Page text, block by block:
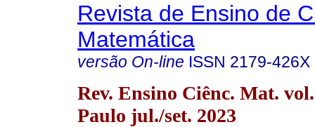
Revista de Ensino de
Matemática
versão On-line ISSN 2179-426X
Rev. Ensino Ciênc. Mat.
Paulo jul./set. 2023